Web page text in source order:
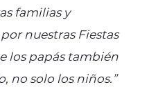
familias y
nuestras Fiestas
los papás también
no solo los niños.”